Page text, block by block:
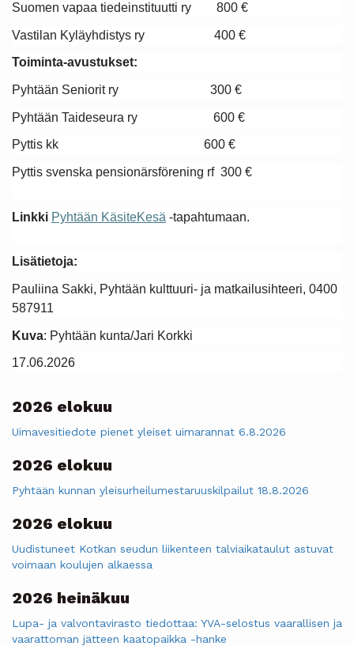
Suomen vapaa tiedeinstituutti ry 800 €
Vastilan Kyläyhdistys ry 400 €
Toiminta-avustukset:
Pyhtään Seniorit ry 300 €
Pyhtään Taideseura ry 600 €
Pyttis kk 600 €
Pyttis svenska pensionärsförening rf 300 €
Linkki Pyhtään KäsiteKesä -tapahtumaan.
Lisätietoja:
Pauliina Sakki, Pyhtään kulttuuri- ja matkailusihteeri, 0400
587911
Kuva: Pyhtään kunta/Jari Korkki
17.06.2026
2026 elokuu
Uimavesitiedote pienet yleiset uimarannat 6.8.2026
2026 elokuu
Pyhtään kunnan yleisurheilumestaruuskilpailut 18.8.2026
2026 elokuu
Uudistuneet Kotkan seudun liikenteen talviaikataulut astuvat
voimaan koulujen alkaessa
2026 heinäkuu
Lupa- ja valvontavirasto tiedottaa: YVA-selostus vaarallisen ja
vaarattoman jätteen kaatopaikka -hanke